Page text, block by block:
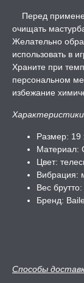
Перед
очищать
Желательно
использовать в
Храните при
персональном
избежание
Характеристики
Размер: 19
Материал:
Цвет:
Вибрация:
Веc
Бренд: Baile.
Способы